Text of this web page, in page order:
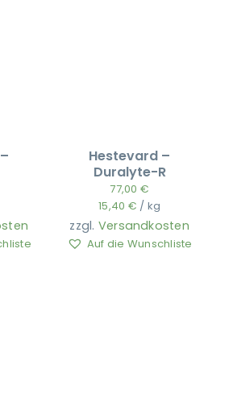
Hestevard –
Duralyte-R
77,00 €
15,40 € / kg
zzgl. Versandkosten
Auf die Wunschliste